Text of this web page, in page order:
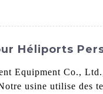
Héliports
Equipment Co.,
usine utilise des